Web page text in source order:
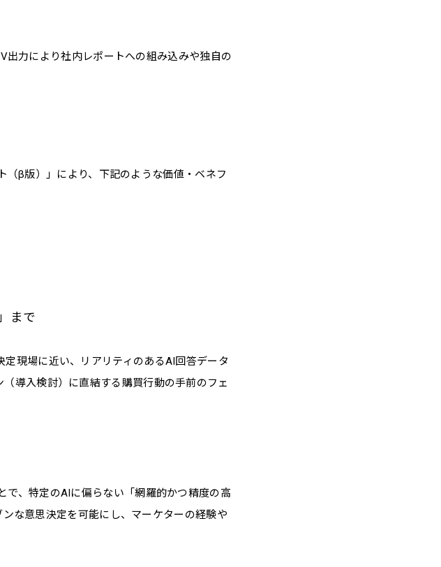
力により社内レポートへの組み込みや独自の
β版）」により、下記のような価値・ベネフ
まで
現場に近い、リアリティのあるAI回答データ
導入検討）に直結する購買行動の手前のフェ
で、特定のAIに偏らない「網羅的かつ精度の高
な意思決定を可能にし、マーケターの経験や